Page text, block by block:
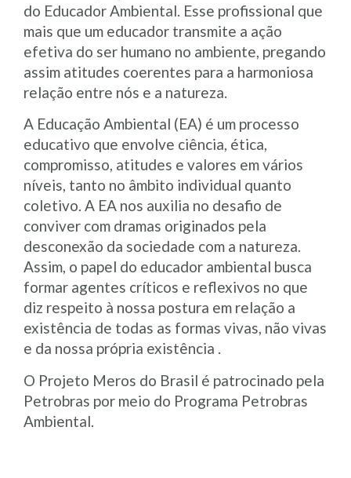
do Educador Ambiental. Esse profissional que
mais que um educador transmite a ação
efetiva do ser humano no ambiente, pregando
assim atitudes coerentes para a harmoniosa
relação entre nós e a natureza.
A Educação Ambiental (EA) é um processo
educativo que envolve ciência, ética,
compromisso, atitudes e valores em vários
níveis, tanto no âmbito individual quanto
coletivo. A EA nos auxilia no desafio de
conviver com dramas originados pela
desconexão da sociedade com a natureza.
Assim, o papel do educador ambiental busca
formar agentes críticos e reflexivos no que
diz respeito à nossa postura em relação a
existência de todas as formas vivas, não vivas
e da nossa própria existência .
O Projeto Meros do Brasil é patrocinado pela
Petrobras por meio do Programa Petrobras
Ambiental.